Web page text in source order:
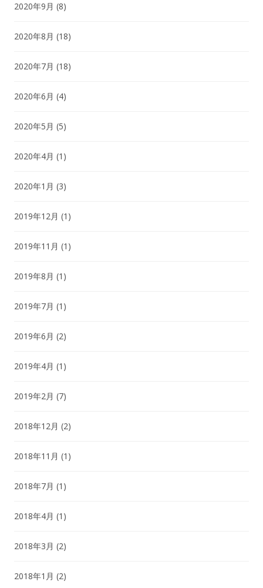
2020年9月 (8)
2020年8月 (18)
2020年7月 (18)
2020年6月 (4)
2020年5月 (5)
2020年4月 (1)
2020年1月 (3)
2019年12月 (1)
2019年11月 (1)
2019年8月 (1)
2019年7月 (1)
2019年6月 (2)
2019年4月 (1)
2019年2月 (7)
2018年12月 (2)
2018年11月 (1)
2018年7月 (1)
2018年4月 (1)
2018年3月 (2)
2018年1月 (2)